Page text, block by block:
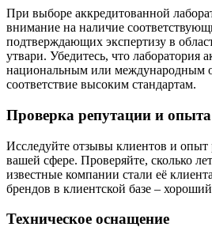
При выборе аккредитованной
внимание на наличие
подтверждающих экспертизу в
утвари. Убедитесь, что лаборатория
национальным или международным
соответствие высоким стандартам.
Проверка репутации и опыта
Исследуйте отзывы клиентов и опыт
вашей сфере. Проверяйте, сколько
известные компании стали её
брендов в клиентской базе –
Техническое оснащение